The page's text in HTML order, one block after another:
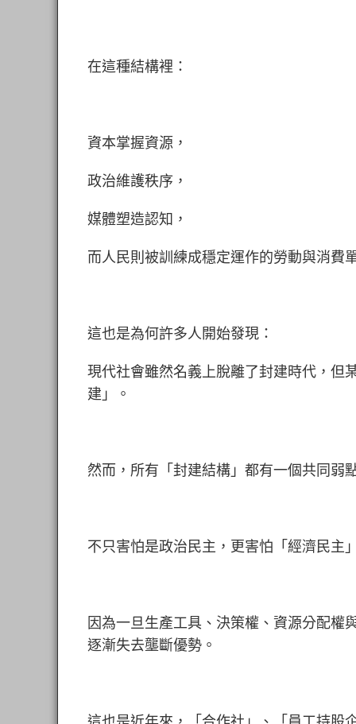
在這種結構裡：
資本掌握資源，
政治維護秩序，
媒體塑造認知，
而人民則被訓練成穩定運作的勞動與消費
這也是為何許多人開始發現：
現代社會雖然名義上脫離了封建時代，但
建」。
然而，所有 「封建結構」都有一個共同弱
不只害怕是政治民主，更害怕「經濟民主
因為一旦生產工具、決策權、資源分配權
逐漸失去壟斷優勢。
這也是近年來，「合作社」、「員工持股